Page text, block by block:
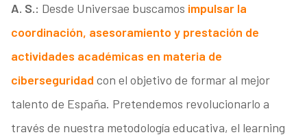
A. S.: Desde Universae buscamos impulsar la
coordinación, asesoramiento y prestación de
actividades académicas en materia de
ciberseguridad con el objetivo de formar al mejor
talento de España. Pretendemos revolucionarlo a
través de nuestra metodología educativa, el learning